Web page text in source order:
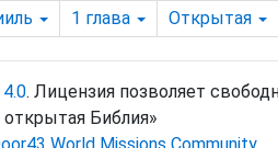
1 глава Открытая
4.0. Лицензия позволяет
открытая Библия»